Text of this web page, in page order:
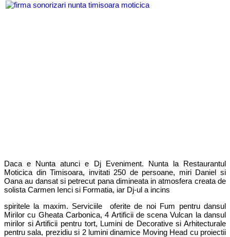
Daca e Nunta atunci e Dj Eveniment. Nunta la Restaurantul
Moticica din Timisoara, invitati 250 de persoane, miri Daniel si
Oana au dansat si petrecut pana dimineata in atmosfera creata de
solista Carmen Ienci si Formatia, iar Dj-ul a incins
spiritele la maxim. Serviciile oferite de noi Fum pentru dansul
Mirilor cu Gheata Carbonica, 4 Artificii de scena Vulcan la dansul
mirilor si Artificii pentru tort, Lumini de Decorative si Arhitecturale
pentru sala, prezidiu si 2 lumini dinamice Moving Head cu proiectii